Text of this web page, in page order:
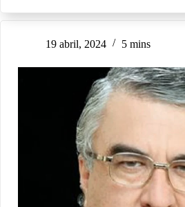
19 abril, 2024 5 mins